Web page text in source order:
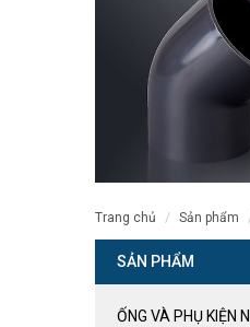
trang chủ sản phẩm
SẢN PHẨM
ỐNG VÀ PHỤ KIỆN